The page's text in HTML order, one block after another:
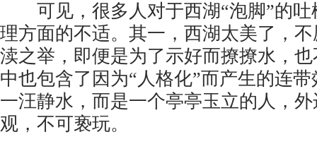
可见，很多人对于西湖“泡脚”的吐
理方面的不适。其一，西湖太美了，
渎之举，即便是为了示好而撩撩水，
中也包含了因为“人格化”而产生的连
一汪静水，而是一个亭亭玉立的人，
观，不可亵玩。